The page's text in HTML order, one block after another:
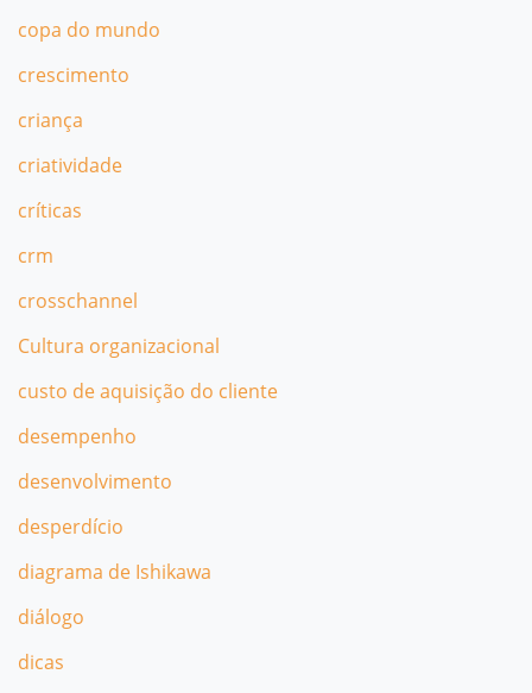
copa do mundo
crescimento
criança
criatividade
críticas
crm
crosschannel
Cultura organizacional
custo de aquisição do cliente
desempenho
desenvolvimento
desperdício
diagrama de Ishikawa
diálogo
dicas